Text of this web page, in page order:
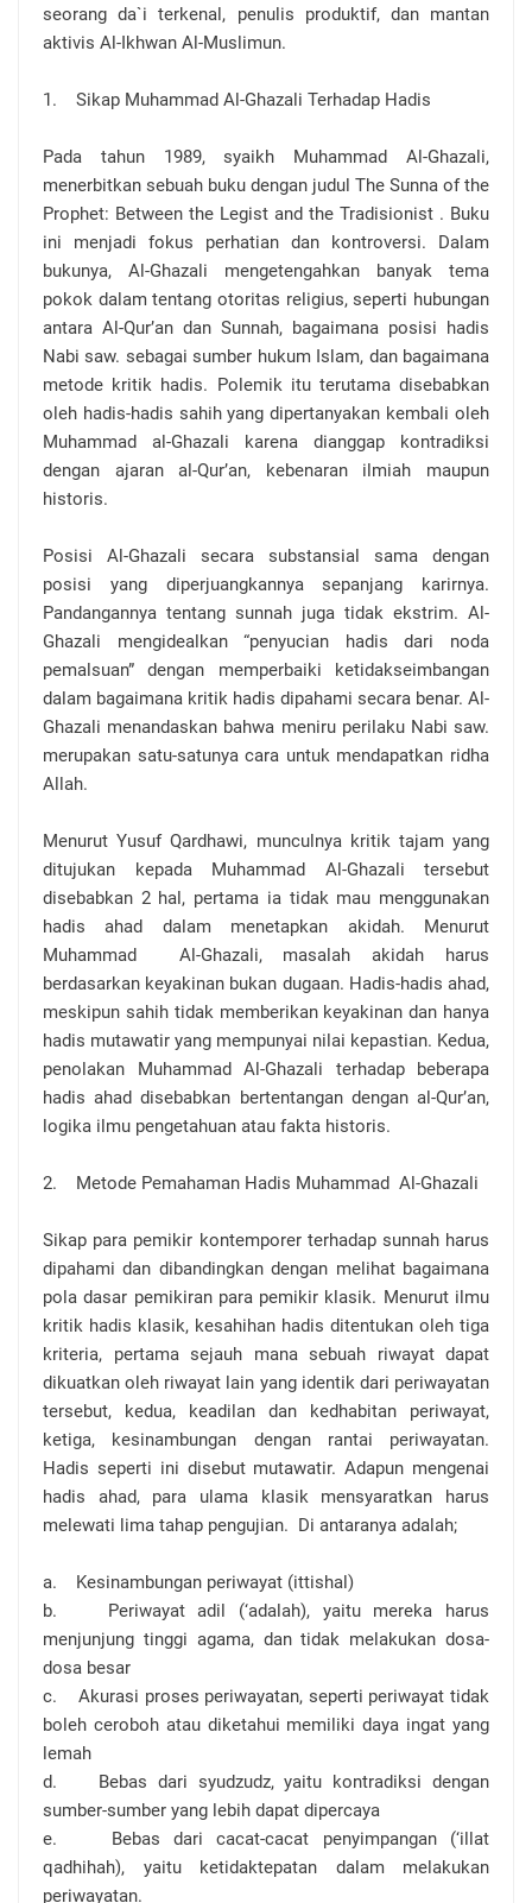
seorang da`i terkenal, penulis produktif, dan mantan
aktivis Al-Ikhwan Al-Muslimun.
1. Sikap Muhammad Al-Ghazali Terhadap Hadis
Pada tahun 1989, syaikh Muhammad Al-Ghazali,
menerbitkan sebuah buku dengan judul The Sunna of the
Prophet: Between the Legist and the Tradisionist . Buku
ini menjadi fokus perhatian dan kontroversi. Dalam
bukunya, Al-Ghazali mengetengahkan banyak tema
pokok dalam tentang otoritas religius, seperti hubungan
antara Al-Qur’an dan Sunnah, bagaimana posisi hadis
Nabi saw. sebagai sumber hukum Islam, dan bagaimana
metode kritik hadis. Polemik itu terutama disebabkan
oleh hadis-hadis sahih yang dipertanyakan kembali oleh
Muhammad al-Ghazali karena dianggap kontradiksi
dengan ajaran al-Qur’an, kebenaran ilmiah maupun
historis.
Posisi Al-Ghazali secara substansial sama dengan
posisi yang diperjuangkannya sepanjang karirnya.
Pandangannya tentang sunnah juga tidak ekstrim. Al-
Ghazali mengidealkan “penyucian hadis dari noda
pemalsuan” dengan memperbaiki ketidakseimbangan
dalam bagaimana kritik hadis dipahami secara benar. Al-
Ghazali menandaskan bahwa meniru perilaku Nabi saw.
merupakan satu-satunya cara untuk mendapatkan ridha
Allah.
Menurut Yusuf Qardhawi, munculnya kritik tajam yang
ditujukan kepada Muhammad Al-Ghazali tersebut
disebabkan 2 hal, pertama ia tidak mau menggunakan
hadis ahad dalam menetapkan akidah. Menurut
Muhammad Al-Ghazali, masalah akidah harus
berdasarkan keyakinan bukan dugaan. Hadis-hadis ahad,
meskipun sahih tidak memberikan keyakinan dan hanya
hadis mutawatir yang mempunyai nilai kepastian. Kedua,
penolakan Muhammad Al-Ghazali terhadap beberapa
hadis ahad disebabkan bertentangan dengan al-Qur’an,
logika ilmu pengetahuan atau fakta historis.
2. Metode Pemahaman Hadis Muhammad Al-Ghazali
Sikap para pemikir kontemporer terhadap sunnah harus
dipahami dan dibandingkan dengan melihat bagaimana
pola dasar pemikiran para pemikir klasik. Menurut ilmu
kritik hadis klasik, kesahihan hadis ditentukan oleh tiga
kriteria, pertama sejauh mana sebuah riwayat dapat
dikuatkan oleh riwayat lain yang identik dari periwayatan
tersebut, kedua, keadilan dan kedhabitan periwayat,
ketiga, kesinambungan dengan rantai periwayatan.
Hadis seperti ini disebut mutawatir. Adapun mengenai
hadis ahad, para ulama klasik mensyaratkan harus
melewati lima tahap pengujian. Di antaranya adalah;
a. Kesinambungan periwayat (ittishal)
b. Periwayat adil (‘adalah), yaitu mereka harus
menjunjung tinggi agama, dan tidak melakukan dosa-
dosa besar
c. Akurasi proses periwayatan, seperti periwayat tidak
boleh ceroboh atau diketahui memiliki daya ingat yang
lemah
d. Bebas dari syudzudz, yaitu kontradiksi dengan
sumber-sumber yang lebih dapat dipercaya
e. Bebas dari cacat-cacat penyimpangan (‘illat
qadhihah), yaitu ketidaktepatan dalam melakukan
periwayatan.